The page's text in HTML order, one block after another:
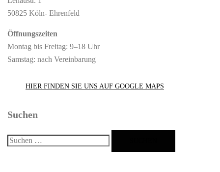
50825 Köln- Ehrenfeld
Öffnungszeiten
Montag bis Freitag: 9–18 Uhr
Samstag: nach Vereinbarung
HIER FINDEN SIE UNS AUF GOOGLE MAPS
Suchen
Suchen